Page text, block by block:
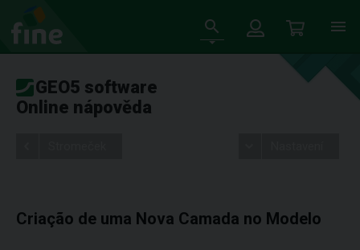
GEO5 software
Online nápověda
Criação de uma Nova Camada no Modelo